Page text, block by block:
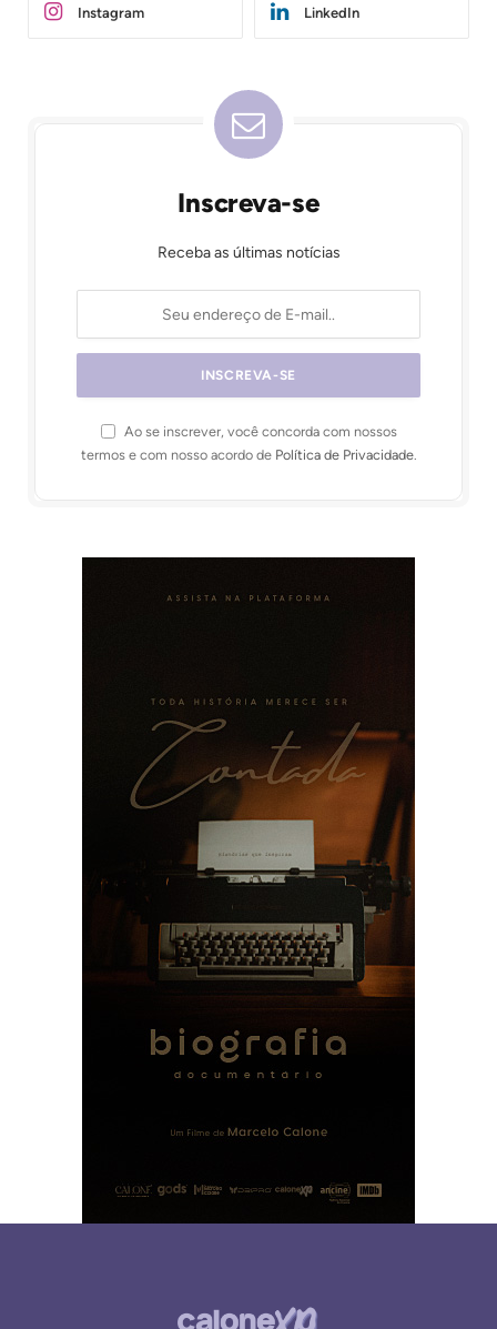
Instagram LinkedIn
Inscreva-se
Receba as últimas notícias
Ao se inscrever, você concorda com nossos
termos e com nosso acordo de Política de Privacidade.